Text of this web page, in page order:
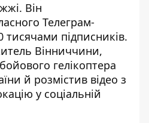
Він
Телеграм-
підписників.
Вінниччини,
гелікоптера
й розмістив відео з
у соціальній